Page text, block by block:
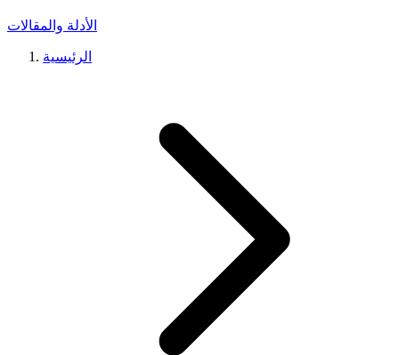
الأدلة والمقالات
الرئيسية